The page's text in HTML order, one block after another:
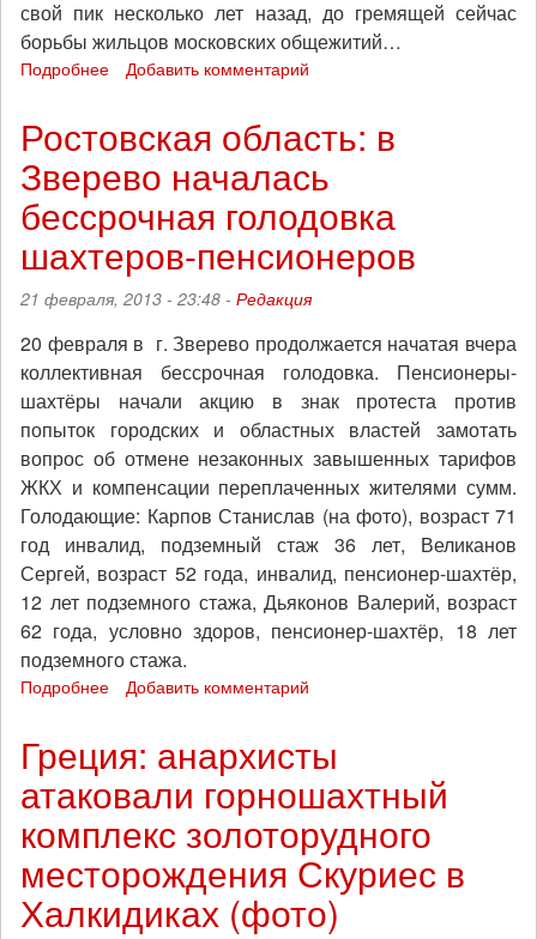
свой пик несколько лет назад, до гремящей сейчас
борьбы жильцов московских общежитий…
Подробнее
для
или
город
для
нас?
Джентрификация
и
сопротивления
ей"
Добавить комментарий
Ростовская область: в
Зверево началась
бессрочная голодовка
шахтеров-пенсионеров
21 февраля, 2013 - 23:48 - Редакция
20 февраля в г. Зверево продолжается начатая вчера
коллективная бессрочная голодовка. Пенсионеры-
шахтёры начали акцию в знак протеста против
попыток городских и областных властей замотать
вопрос об отмене незаконных завышенных тарифов
ЖКХ и компенсации переплаченных жителями сумм.
Голодающие: Карпов Станислав (на фото), возраст 71
год инвалид, подземный стаж 36 лет, Великанов
Сергей, возраст 52 года, инвалид, пенсионер-шахтёр,
12 лет подземного стажа, Дьяконов Валерий, возраст
62 года, условно здоров, пенсионер-шахтёр, 18 лет
подземного стажа.
Подробнее
в
началась
бессрочная
голодовка
шахтеров-
пенсионеров
Добавить комментарий
Греция: анархисты
атаковали горношахтный
комплекс золоторудного
месторождения Скуриес в
Халкидиках (фото)